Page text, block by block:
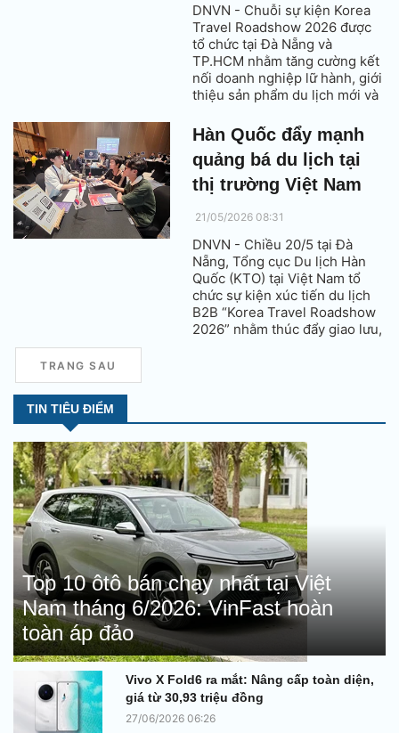
DNVN - Chuỗi sự kiện Korea
Travel Roadshow 2026 được
tổ chức tại Đà Nẵng và
TP.HCM nhằm tăng cường kết
nối doanh nghiệp lữ hành, giới
thiệu sản phẩm du lịch mới và
Việt Nam và Hàn Quốc trong
bối cảnh nhu cầu du lịch song
phương tiếp tục tăng trưởng.
Hàn Quốc đẩy mạnh
quảng bá du lịch tại
thị trường Việt Nam
21/05/2026 08:31
DNVN - Chiều 20/5 tại Đà
Nẵng, Tổng cục Du lịch Hàn
Quốc (KTO) tại Việt Nam tổ
chức sự kiện xúc tiến du lịch
B2B “Korea Travel Roadshow
2026” nhằm thúc đẩy giao lưu,
TRANG SAU
TIN TIÊU ĐIỂM
Top 10 ôtô bán chạy nhất tại Việt
Nam tháng 6/2026: VinFast hoàn
toàn áp đảo
Vivo X Fold6 ra mắt: Nâng cấp toàn diện,
giá từ 30,93 triệu đồng
27/06/2026 06:26